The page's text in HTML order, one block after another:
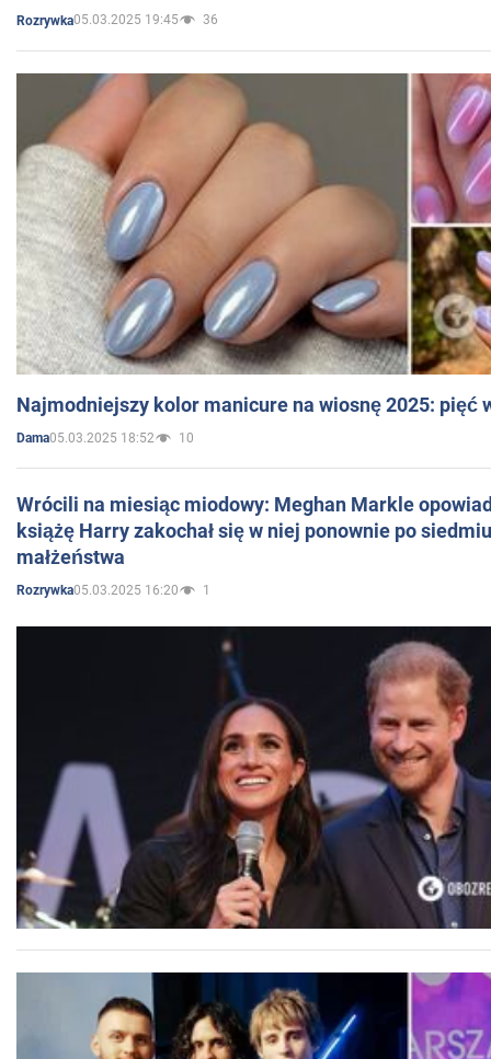
Rozrywka05.03.2025 19:45 36
Najmodniejszy kolor manicure na wiosnę 2025: pięć
Dama05.03.2025 18:52 10
Wrócili na miesiąc miodowy: Meghan Markle
książę Harry zakochał się w niej ponownie po
małżeństwa
Rozrywka05.03.2025 16:20 1